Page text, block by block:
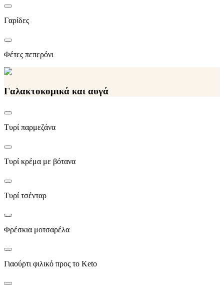
Γαρίδες
Φέτες πεπερόνι
Γαλακτοκομικά και αυγά
Τυρί παρμεζάνα
Τυρί κρέμα με βότανα
Τυρί τσένταρ
Φρέσκια μοτσαρέλα
Γιαούρτι φιλικό προς το Keto